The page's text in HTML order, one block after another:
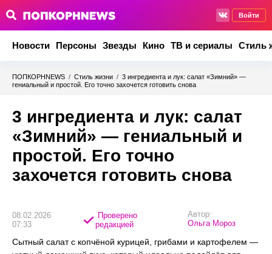
Войти
Новости Персоны Звезды Кино ТВ и сериалы Стиль
ПОПКОРНNEWS / Стиль жизни / 3 ингредиента и лук: салат «Зимний» —
гениальный и простой. Его точно захочется готовить снова
3 ингредиента и лук: салат
«Зимний» — гениальный и
простой. Его точно
захочется готовить снова
08.02.2026
07:33
Проверено
редакцией
Автор:
Ольга Мороз
Сытный салат с копчёной курицей, грибами и картофелем —